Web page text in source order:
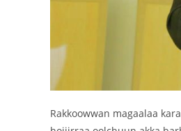
Rakkoowwan magaalaa